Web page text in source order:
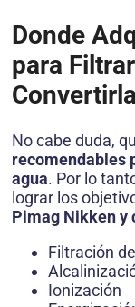
Donde
para
No cabe duda,
recomendables
agua. Por lo
lograr los
Pimag Nikken y
Filtración
Ionización